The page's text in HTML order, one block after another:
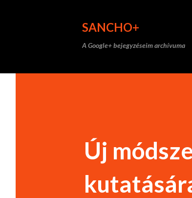
SANCHO+
A Google+ bejegyzéseim archívuma
Új